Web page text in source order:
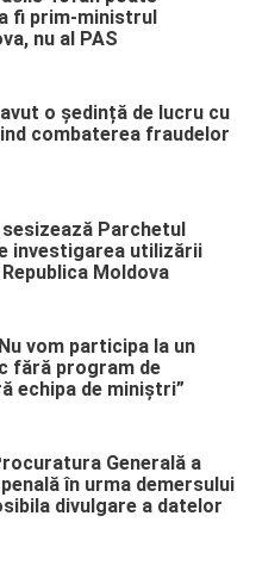
fi prim-ministrul
nu al PAS
o ședință de lucru cu
combaterea fraudelor
Parchetul
investigarea utilizării
Moldova
vom participa la un
fără program de
echipa de miniștri”
Generală a
în urma demersului
divulgare a datelor